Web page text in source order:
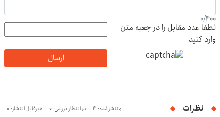
0/400
لطفا عدد مقابل را در جعبه متن
وارد کنید
ارسال
نظرات منتشرشده: 4 در انتظار بررسی: 0 غیرقابل انتشار: 0